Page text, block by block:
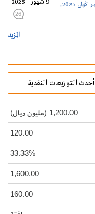
أرباح الحمادي 187.8 مليون ريال بنهاية التسعة أشهر الأولى 2025..
9 شهور 2025
26
المزيد
أحدث التوزيعات النقدية
1,200.00 (مليون ريال)
120.00
33.33%
1,600.00
160.00